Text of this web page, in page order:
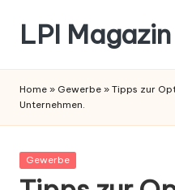
content
LPI Magazin
Home » Gewerbe » Tipps zur
Unternehmen.
Posted
Gewerbe